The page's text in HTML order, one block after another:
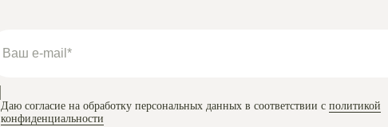
Даю согласие на обработку персональных данных в соответствии с политикой
конфиденциальности